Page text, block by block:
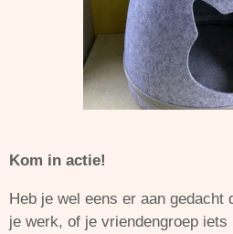
Kom in actie!
Heb je wel eens er aan gedacht
je werk, of je vriendengroep iets